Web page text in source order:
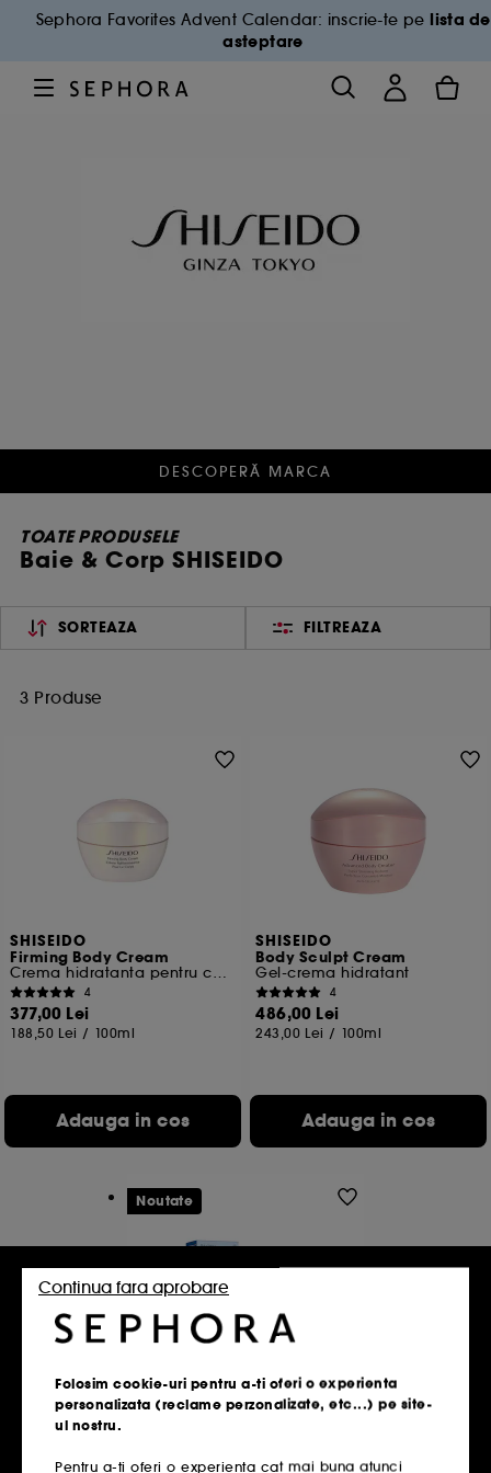
Sephora Favorites Advent Calendar: inscrie-te pe lista de
asteptare
DESCOPERĂ MARCA
TOATE PRODUSELE
Baie & Corp SHISEIDO
SORTEAZA FILTREAZA
3 Produse
SHISEIDO
Firming Body Cream
Crema hidratanta pentru corp
4
377,00 Lei
188,50 Lei / 100ml
Adauga in cos
SHISEIDO
Body Sculpt Cream
Gel-crema hidratant
4
486,00 Lei
243,00 Lei / 100ml
Adauga in cos
SHISEIDO
Les Essentiels Solaires
Set de îngrijire solară
Noutate
Folosim cookie-uri pentru a-ti oferi o experienta
personalizata (reclame perzonalizate, etc...) pe site-
ul nostru.
Pentru a-ti oferi o experienta cat mai buna atunci
Continua fara aprobare